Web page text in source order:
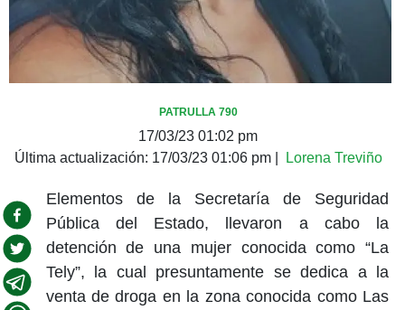
PATRULLA 790
17/03/23 01:02 pm
Última actualización: 17/03/23 01:06 pm| Lorena Treviño
Elementos de la Secretaría de Seguridad
Pública del Estado, llevaron a cabo la
detención de una mujer conocida como “La
Tely”, la cual presuntamente se dedica a la
venta de droga en la zona conocida como Las